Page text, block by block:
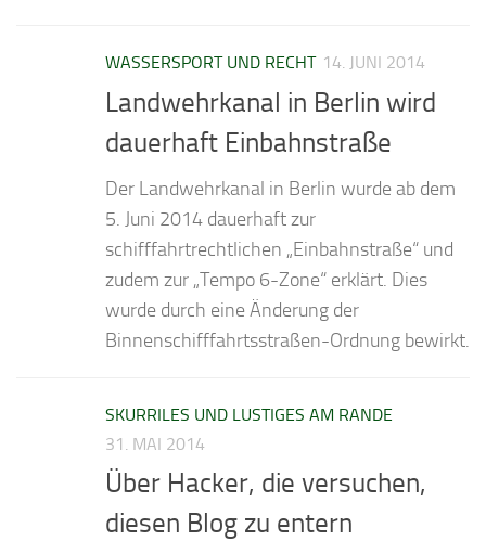
WASSERSPORT UND RECHT 14. JUNI 2014
Landwehrkanal in Berlin wird
dauerhaft Einbahnstraße
Der Landwehrkanal in Berlin wurde ab dem
5. Juni 2014 dauerhaft zur
schifffahrtrechtlichen „Einbahnstraße“ und
zudem zur „Tempo 6-Zone“ erklärt. Dies
wurde durch eine Änderung der
Binnenschifffahrtsstraßen-Ordnung bewirkt.
SKURRILES UND LUSTIGES AM RANDE
31. MAI 2014
Über Hacker, die versuchen,
diesen Blog zu entern